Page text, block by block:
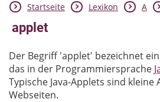
Aktuelles
Startseite Lexikon A
applet
Der Begriff 'applet' bezeichnet
das in der Programmiersprache
Typische Java-Applets sind
Webseiten.